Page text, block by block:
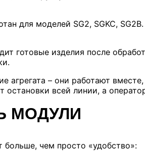
для моделей SG2, SGKC,
готовые изделия после
агрегата – они работают
всей линии, а
МОДУЛИ
чем просто «удобство»: